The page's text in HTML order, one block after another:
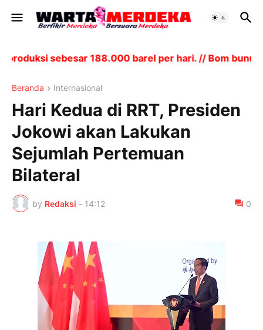
sebesar 188.000 barel per hari. // Bom bunuh
Beranda Internasional
Hari Kedua di RRT, Presiden
Jokowi akan Lakukan
Sejumlah Pertemuan
Bilateral
by Redaksi - 14:12 0